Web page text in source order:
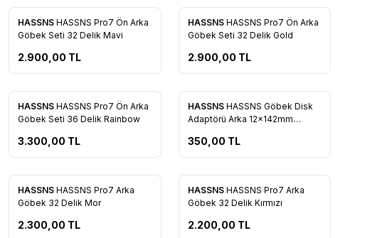
Favorilere Ekle
HASSNS HASSNS Pro7 Ön Arka
Göbek Seti 32 Delik Mavi
2.900,00 TL
Favorilere Ekle
HASSNS HASSNS Pro7 Ön Arka
Göbek Seti 32 Delik Gold
2.900,00 TL
Favorilere Ekle
HASSNS HASSNS Pro7 Ön Arka
Göbek Seti 36 Delik Rainbow
3.300,00 TL
Favorilere Ekle
HASSNS HASSNS Göbek Disk
Adaptörü Arka 12x142mm
Boost
350,00 TL
Favorilere Ekle
HASSNS HASSNS Pro7 Arka
Göbek 32 Delik Mor
2.300,00 TL
Favorilere Ekle
HASSNS HASSNS Pro7 Arka
Göbek 32 Delik Kırmızı
2.200,00 TL